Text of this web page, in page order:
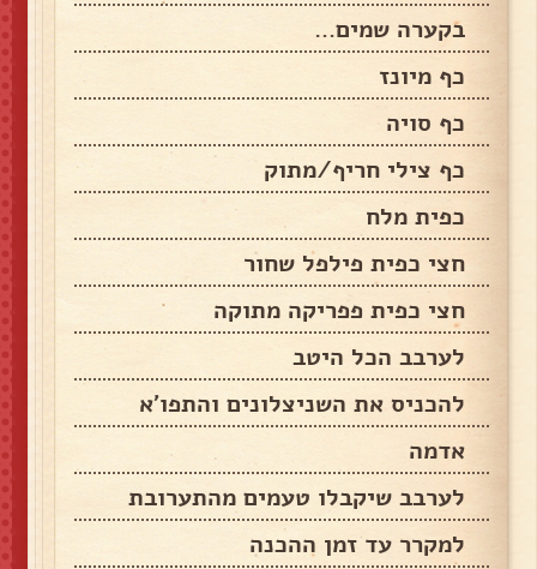
בקערה שמים…
כף מיונז
כף סויה
כף צילי חריף/מתוק
כפית מלח
חצי כפית פילפל שחור
חצי כפית פפריקה מתוקה
לערבב הכל היטב
להכניס את השניצלונים והתפו'א
אדמה
לערבב שיקבלו טעמים מהתערובת
למקרר עד זמן ההכנה